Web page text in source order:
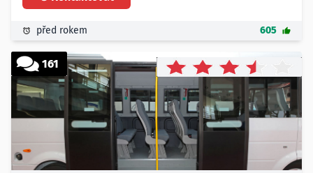
Počet:
- 1 vůz
Lokalita:
- Písek
před rokem 605
161